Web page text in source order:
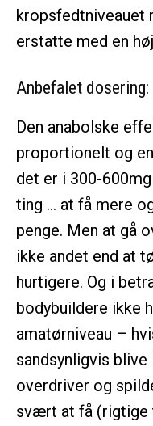
kropsfedtniveauet
erstatte med en
Anbefalet dosering:
Den anabolske
proportionelt og
det er i 300-
ting … at få mere
penge. Men at gå
ikke andet end at
hurtigere. Og i
bodybuildere ikke
amatørniveau –
sandsynligvis blive
overdriver og
svært at få (rigtige